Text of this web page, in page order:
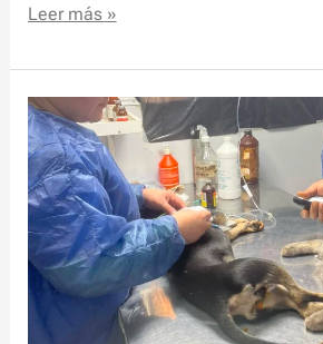
Leer más »
Operativo
“Manos
a
la
Obra”
estuvo
en
barrio
Schuster